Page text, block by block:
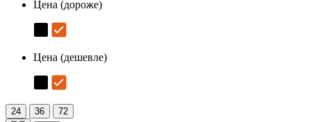
Цена (дороже)
Цена (дешевле)
24 36 72